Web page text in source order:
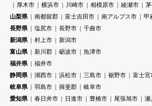
厚木市
横浜市 川崎市 相模原市 綾瀬市
山梨県
南都留郡 富士吉田市 南アルプス市
甲
長野県
塩尻市 長野市
千曲市
新潟県
村上市
新潟市
富山県
新川郡 砺波市
魚津市
福井県
福井市
静岡県
湖西市 浜松市 三島市 裾野市 富士宮
岐阜県
羽島市 揖斐郡
岐阜市
愛知県
春日井市 日進市 豊橋市 尾張旭市 瀬